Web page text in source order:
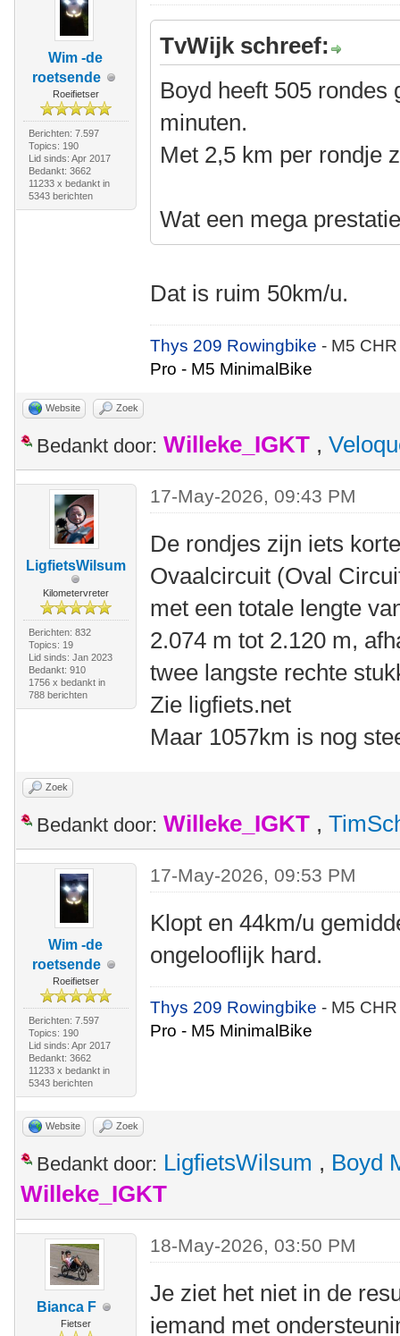
Wim -de
roetsende
Roeifietser
Berichten: 7.597
Topics: 190
Lid sinds: Apr 2017
Bedankt: 3662
11233 x bedankt in
5343 berichten
TvWijk schreef:
Boyd heeft 505 rondes
minuten.
Met 2,5 km per rondje
Wat een mega
Dat is ruim 50km/u.
Thys 209 Rowingbike- M5
Pro - M5 MinimalBike
Website Zoek
Bedankt door: Willeke_IGKT ,
LigfietsWilsum
Kilometervreter
Berichten: 832
Topics: 19
Lid sinds: Jan 2023
Bedankt: 910
1756 x bedankt in
788 berichten
17-May-2026, 09:43 PM
De rondjes zijn iets
Ovaalcircuit (Oval
met een totale lengte
2.074 m tot 2.120 m,
twee langste rechte
Zie ligfiets.net
Maar 1057km is nog
Zoek
Bedankt door: Willeke_IGKT ,
Wim -de
roetsende
Roeifietser
Berichten: 7.597
Topics: 190
Lid sinds: Apr 2017
Bedankt: 3662
11233 x bedankt in
5343 berichten
17-May-2026, 09:53 PM
Klopt en 44km/u
ongelooflijk hard.
Thys 209 Rowingbike- M5
Pro - M5 MinimalBike
Website Zoek
Bedankt door: LigfietsWilsum , Boyd
Willeke_IGKT
Bianca F
Fietser
18-May-2026, 03:50 PM
Je ziet het niet in de
iemand met